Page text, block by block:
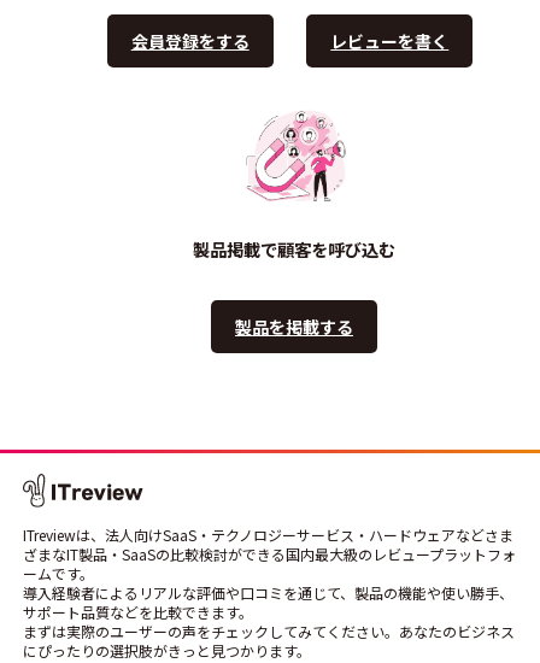
会員登録をする レビューを書く
製品掲載で顧客を呼び込む
製品を掲載する
ITreviewは、法人向けSaaS・テクノロジーサービス・ハードウェアなどさま
ざまなIT製品・SaaSの比較検討ができる国内最大級のレビュープラットフォ
ームです。
導入経験者によるリアルな評価や口コミを通じて、製品の機能や使い勝手、
サポート品質などを比較できます。
まずは実際のユーザーの声をチェックしてみてください。あなたのビジネス
にぴったりの選択肢がきっと見つかります。